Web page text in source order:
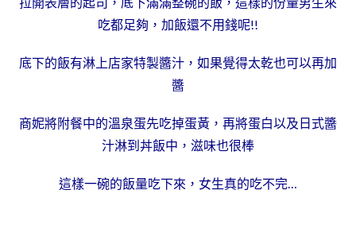
吃都足夠，加飯還不用錢呢!!
底下的飯有淋上店家特製醬汁，如果覺得太乾也可以再加
醬
商妮將附餐中的溫泉蛋先吃掉蛋黃，再將蛋白以及日式醬
汁淋到丼飯中，滋味也很棒
這樣一碗的飯量吃下來，女生真的吃不完…